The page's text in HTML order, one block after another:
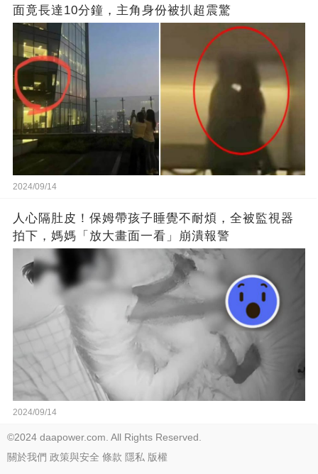
面竟長達10分鐘，主角身份被扒超震驚
2024/09/14
人心隔肚皮！保姆帶孩子睡覺不耐煩，全被監視器
拍下，媽媽「放大畫面一看」崩潰報警
2024/09/14
©2024 daapower.com. All Rights Reserved.
關於我們 政策與安全 條款 隱私 版權